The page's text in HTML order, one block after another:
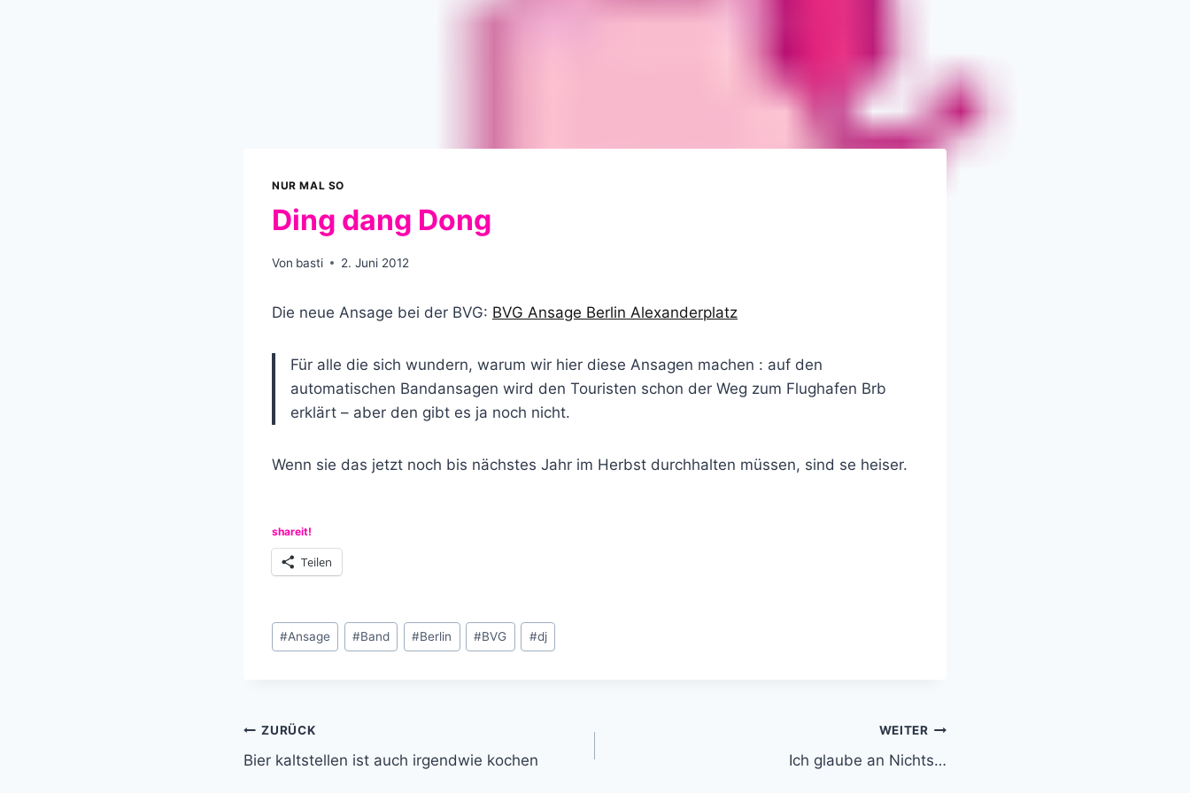
NUR MAL SO
Ding dang Dong
Von basti 2. Juni 2012
Die neue Ansage bei der BVG: BVG Ansage Berlin Alexanderplatz
Für alle die sich wundern, warum wir hier diese Ansagen machen : auf den
automatischen Bandansagen wird den Touristen schon der Weg zum Flughafen Brb
erklärt – aber den gibt es ja noch nicht.
Wenn sie das jetzt noch bis nächstes Jahr im Herbst durchhalten müssen, sind se heiser.
shareit!
Teilen
Schlagworte:
#Ansage #Band #Berlin #BVG #dj
Beitragsnavigation
ZURÜCK
Bier kaltstellen ist auch irgendwie kochen
WEITER
Ich glaube an Nichts…